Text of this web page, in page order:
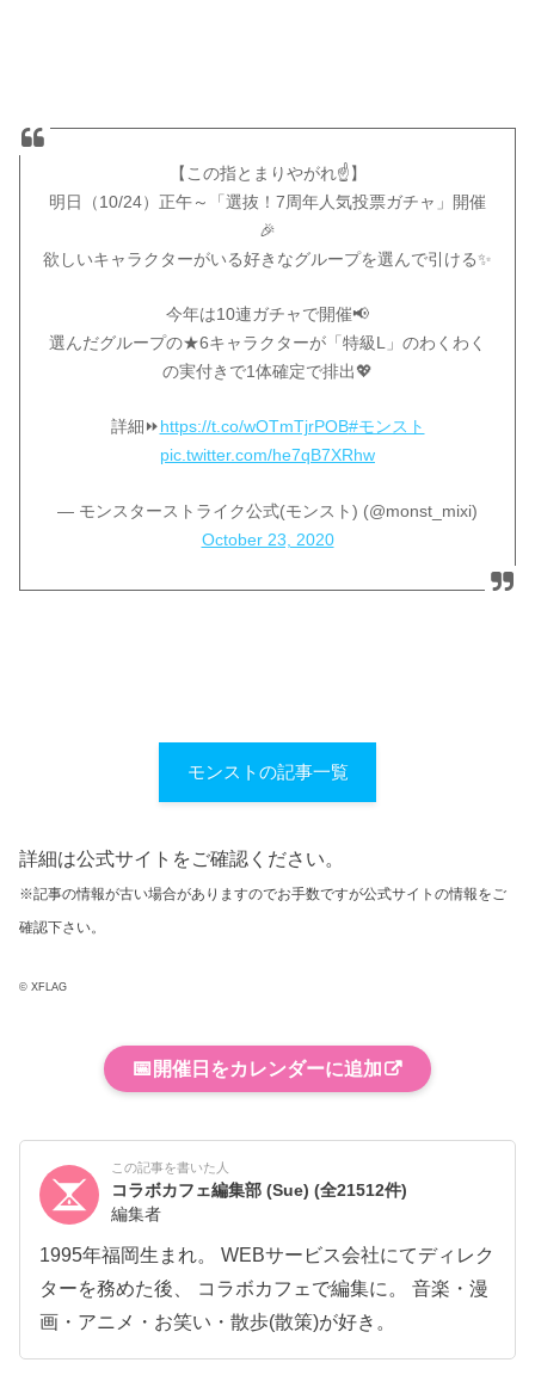
【この指とまりやがれ☝】
明日（10/24）正午～「選抜！7周年人気投票ガチャ」開催
🎉
欲しいキャラクターがいる好きなグループを選んで引ける✨
今年は10連ガチャで開催📢
選んだグループの★6キャラクターが「特級L」のわくわく
の実付きで1体確定で排出💖
詳細⏩https://t.co/wOTmTjrPOB#モンスト
pic.twitter.com/he7qB7XRhw
— モンスターストライク公式(モンスト) (@monst_mixi)
October 23, 2020
モンストの記事一覧
詳細は公式サイトをご確認ください。
※記事の情報が古い場合がありますのでお手数ですが公式サイトの情報をご
確認下さい。
© XFLAG
📅 開催日をカレンダーに追加
この記事を書いた人
コラボカフェ編集部 (Sue)(全21512件)
編集者
1995年福岡生まれ。 WEBサービス会社にてディレク
ターを務めた後、 コラボカフェで編集に。 音楽・漫
画・アニメ・お笑い・散歩(散策)が好き。